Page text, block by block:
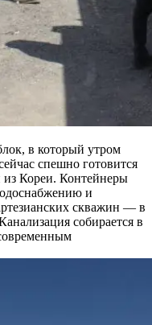
в который утром
спешно готовится
Кореи. Контейнеры
и
скважин — в
собирается в